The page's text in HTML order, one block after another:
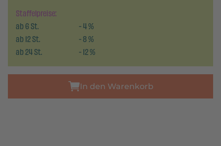
Staffelpreise:
ab6St. -4%
ab12St. -8%
ab24St. -12%
In den Warenkorb